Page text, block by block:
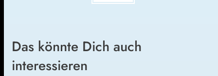
Das könnte Dich auch
interessieren